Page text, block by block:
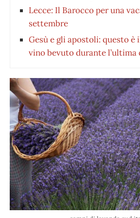
Lecce: Il Barocco per una
settembre
Gesù e gli apostoli: questo è
vino bevuto durante l’ultima